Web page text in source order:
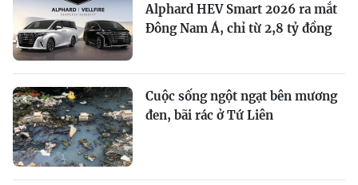
Alphard HEV Smart 2026 ra mắt
Đông Nam Á, chỉ từ 2,8 tỷ đồng
Cuộc sống ngột ngạt bên mương
đen, bãi rác ở Tứ Liên